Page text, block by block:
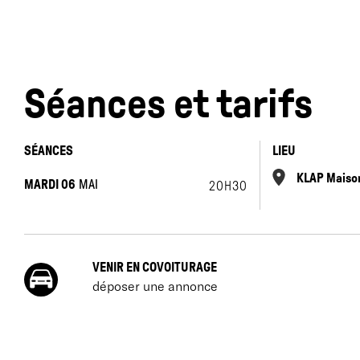
Séances et tarifs
SÉANCES
MARDI 06 MAI 20H30
LIEU
KLAP
VENIR EN COVOITURAGE
déposer une annonce